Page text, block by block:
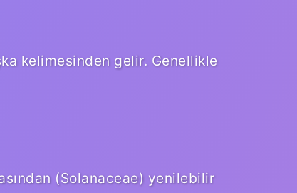
kelimesinden gelir. Genellikle
(Solanaceae) yenilebilir